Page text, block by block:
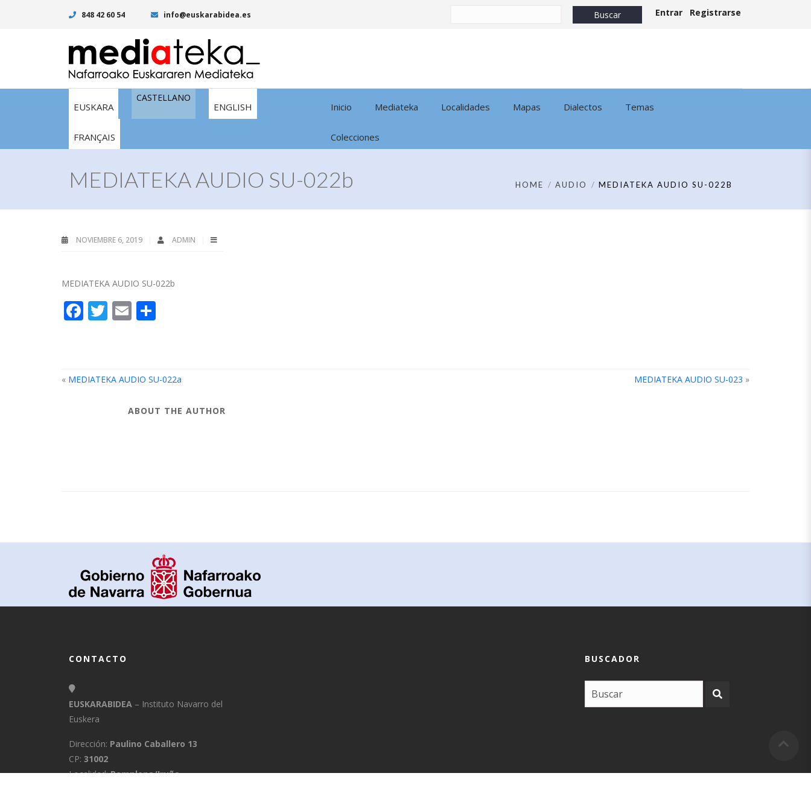
848 42 60 54 info@euskarabidea.es Entrar Registrarse
EUSKARA
CASTELLANO
ENGLISH
FRANÇAIS
Inicio Mediateka Localidades Mapas Dialectos Temas
Colecciones
MEDIATEKA AUDIO SU-022b HOME AUDIO MEDIATEKA AUDIO SU-022B
NOVIEMBRE 6, 2019 ADMIN
MEDIATEKA AUDIO SU-022b
Facebook
Twitter
Email
« MEDIATEKA AUDIO SU-022a MEDIATEKA AUDIO SU-023 »
ABOUT THE AUTHOR
CONTACTO
EUSKARABIDEA – Instituto Navarro del
Euskera
Dirección: Paulino Caballero 13
CP: 31002
Localidad:Pamplona/Iruña
BUSCADOR